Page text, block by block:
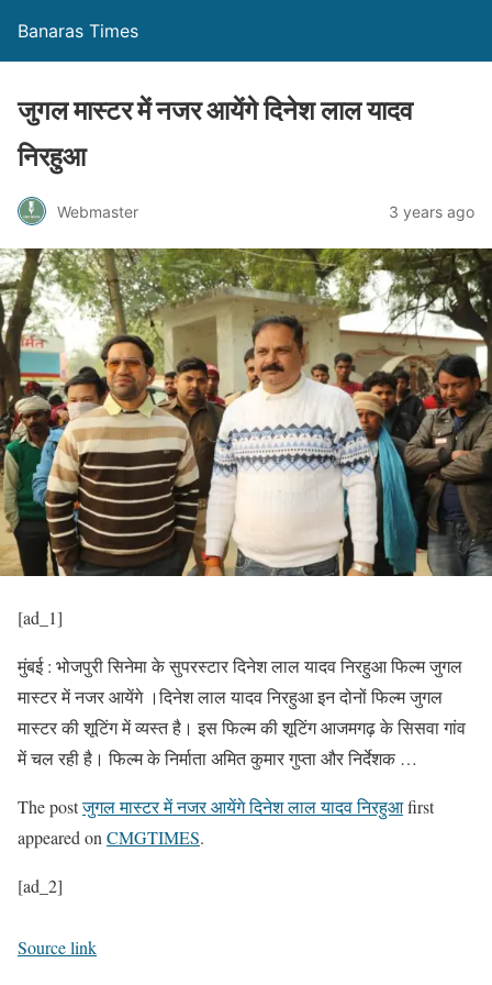
Banaras Times
जुगल मास्टर में नजर आयेंगे दिनेश लाल यादव
निरहुआ
Webmaster 3 years ago
[ad_1]
मुंबई : भोजपुरी सिनेमा के सुपरस्टार दिनेश लाल यादव निरहुआ फिल्म जुगल
मास्टर में नजर आयेंगे ।दिनेश लाल यादव निरहुआ इन दोनों फिल्म जुगल
मास्टर की शूटिंग में व्यस्त है। इस फिल्म की शूटिंग आजमगढ़ के सिसवा गांव
में चल रही है। फिल्म के निर्माता अमित कुमार गुप्ता और निर्देशक …
The postजुगल मास्टर में नजर आयेंगे दिनेश लाल यादव निरहुआfirst
appeared onCMGTIMES.
[ad_2]
Source link